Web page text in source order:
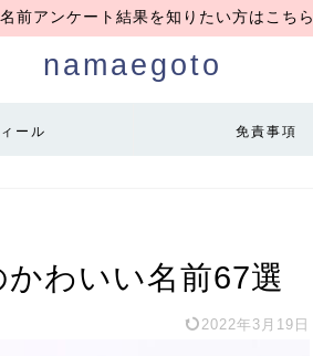
前アンケート結果を知りたい方はこちら
namaegoto
ール 免責事項
わいい名前67選
2022年3月19日